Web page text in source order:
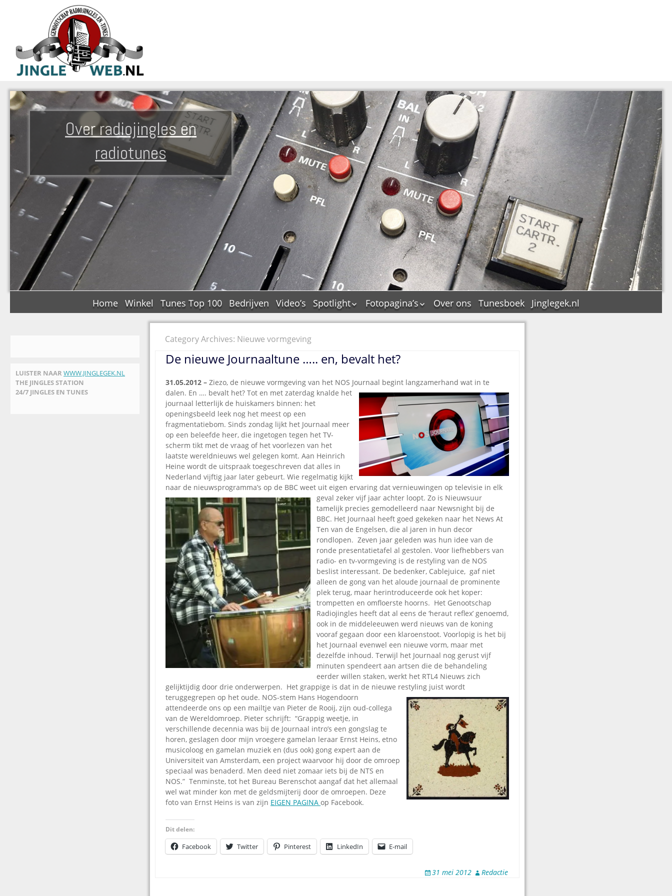
Over radiojingles en
radiotunes
Home Winkel Tunes Top 100 Bedrijven Video’s
Spotlight
De Tourflitsjingle –
Dallas jingle city
De Tourtune
Ferry Maat 65
Ferry Maat interview
Jingle Awards
Jingle NIEUW
Omroepbanden
Stoomfluit Klaas
Vaak
Uitvinding
jinglecassette
Fotopagina’s
JAM in pictures
Pepper & Tanner in
Top Format in
pictures
Dik Voormekaar in
foto’s
Over ons Tunesboek Jinglegek.nl
LUISTER NAAR WWW.JINGLEGEK.NL
THE JINGLES STATION
24/7 JINGLES EN TUNES
Category Archives: Nieuwe vormgeving
De nieuwe Journaaltune ….. en, bevalt het?
31.05.2012 – Ziezo, de nieuwe vormgeving van het NOS Journaal begint langzamerhand wat in te
dalen. En …. bevalt het? Tot en met zaterdag knalde het
journaal letterlijk de huiskamers binnen: het
openingsbeeld leek nog het meest op een
fragmentatiebom. Sinds zondag lijkt het Journaal meer
op een beleefde heer, die ingetogen tegen het TV-
scherm tikt met de vraag of het voorlezen van het
laatste wereldnieuws wel gelegen komt. Aan Heinrich
Heine wordt de uitspraak toegeschreven dat alles in
Nederland vijftig jaar later gebeurt. Wie regelmatig kijkt
naar de nieuwsprogramma’s op de BBC weet uit eigen ervaring dat vernieuwingen op televisie in elk
geval zeker vijf jaar achter loopt. Zo is Nieuwsuur
tamelijk precies gemodelleerd naar Newsnight bij de
BBC. Het Journaal heeft goed gekeken naar het News At
Ten van de Engelsen, die al jaren in hun decor
rondlopen. Zeven jaar geleden was hun idee van de
ronde presentatietafel al gestolen. Voor liefhebbers van
radio- en tv-vormgeving is de restyling van de NOS
beslist interessant. De bedenker, Cablejuice, gaf niet
alleen de gong van het aloude journaal de prominente
plek terug, maar herintroduceerde ook het koper:
trompetten en omfloerste hoorns. Het Genootschap
Radiojingles heeft dat al eens de ‘heraut reflex’ genoemd,
ook in de middeleeuwen werd nieuws van de koning
vooraf gegaan door een klaroenstoot. Voorlopig is het bij
het Journaal evenwel een nieuwe vorm, maar met
dezelfde inhoud. Terwijl het Journaal nog gerust vijf
minuten spendeert aan artsen die de behandeling
eerder willen staken, werkt het RTL4 Nieuws zich
gelijktijdig door drie onderwerpen. Het grappige is dat in de nieuwe restyling juist wordt
teruggegrepen op het oude. NOS-stem Hans Hogendoorn
attendeerde ons op een mailtje van Pieter de Rooij, zijn oud-collega
van de Wereldomroep. Pieter schrijft: “Grappig weetje, in
verschillende decennia was bij de Journaal intro’s een gongslag te
horen, geslagen door mijn vroegere gamelan leraar Ernst Heins, etno
musicoloog en gamelan muziek en (dus ook) gong expert aan de
Universiteit van Amsterdam, een project waarvoor hij door de omroep
speciaal was benaderd. Men deed niet zomaar iets bij de NTS en
NOS.” Tenminste, tot het Bureau Berenschot aangaf dat het allemaal
wel wat minder kon met de geldsmijterij door de omroepen. Deze
foto van Ernst Heins is van zijn EIGEN PAGINA op Facebook.
Dit delen:
Facebook Twitter Pinterest LinkedIn E-mail
31 mei 2012 Redactie